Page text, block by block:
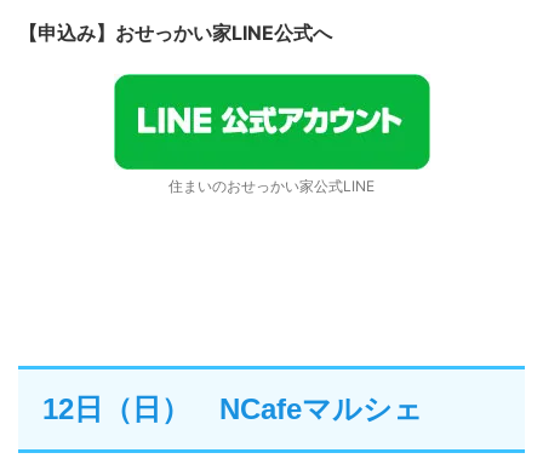
【申込み】おせっかい家LINE公式へ
住まいのおせっかい家公式LINE
12日（日） NCafeマルシェ